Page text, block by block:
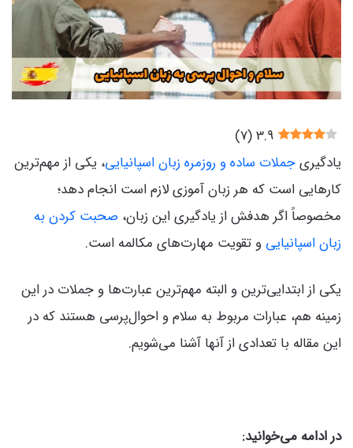
3.9
(
7
)
یادگیریجملات ساده و روزمره زبان اسپانیایی، یکی از مهم‌ترین
کارهایی است که هر زبان آموزی لازم است انجام دهد؛
مخصوصاً اگر هدفش از یادگیری این زبان، صحبت کردن به
زبان اسپانیایی و تقویت مهارت‌های مکالمه است.
یکی از ابتدایی‌ترین و البته مهم‌ترین عبارت‌ها و جملات در این
زمینه هم، عبارات مربوط به سلام و احوال‌پرسی هستند که در
این مقاله با تعدادی از آنها آشنا می‌شویم.
در ادامه می‌خوانید: